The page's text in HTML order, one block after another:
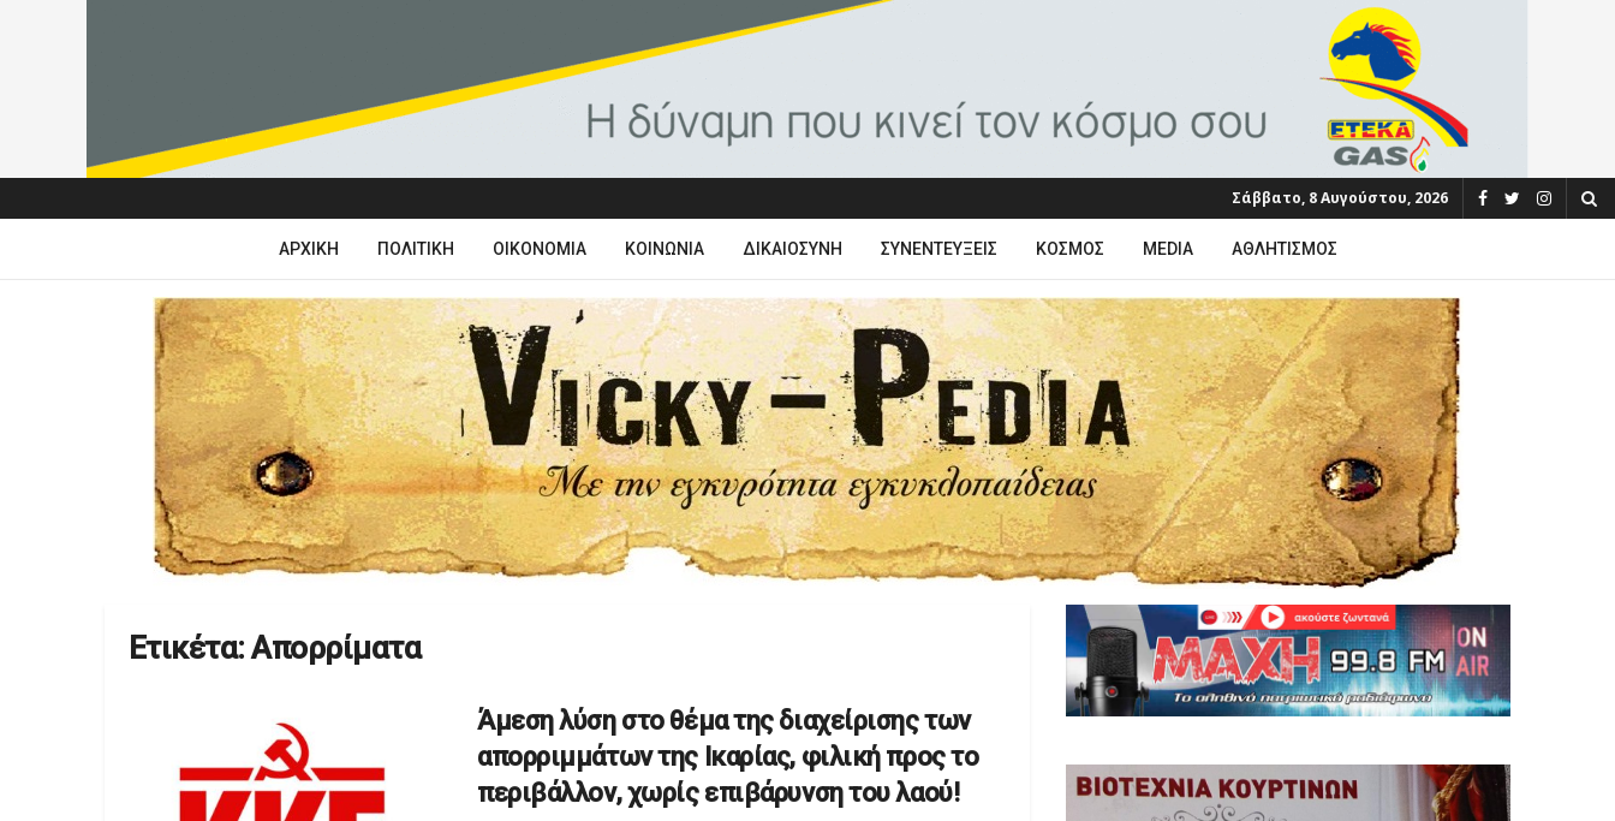
Σάββατο, 8 Αυγούστου, 2026
ΑΡΧΙΚΉ ΠΟΛΙΤΙΚΉ ΟΙΚΟΝΟΜΊΑ ΚΟΙΝΩΝΊΑ ΔΙΚΑΙΟΣΎΝΗ ΣΥΝΕΝΤΕΎΞΕΙΣ ΚΌΣΜΟΣ MEDIA ΑΘΛΗΤΙΣΜΌΣ
Ετικέτα:Απορρίματα
Άμεση λύση στο θέμα της διαχείρισης των
απορριμμάτων της Ικαρίας, φιλική προς το
περιβάλλον, χωρίς επιβάρυνση του λαού!